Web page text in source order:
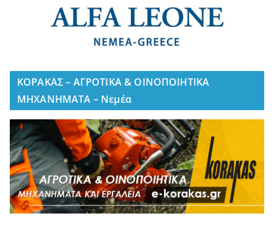
ΚΟΡΑΚΑΣ – ΑΓΡΟΤΙΚΑ & ΟΙΝΟΠΟΙΗΤΙΚΑ
ΜΗΧΑΝΗΜΑΤΑ – Νεμέα